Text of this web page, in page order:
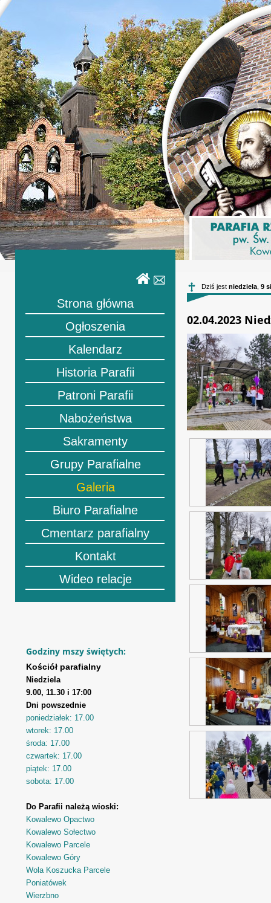
Strona główna
Ogłoszenia
Kalendarz
Historia Parafii
Patroni Parafii
Nabożeństwa
Sakramenty
Grupy Parafialne
Galeria
Biuro Parafialne
Cmentarz parafialny
Kontakt
Wideo relacje
Godziny mszy świętych:
Kościół parafialny
Niedziela
9.00, 11.30 i 17:00
Dni powszednie
poniedziałek: 17.00
wtorek: 17.00
środa: 17.00
czwartek: 17.00
piątek: 17.00
sobota: 17.00
Do Parafii należą wioski:
Kowalewo Opactwo
Kowalewo Sołectwo
Kowalewo Parcele
Kowalewo Góry
Wola Koszucka Parcele
Poniatówek
Wierzbno
Dziś jest niedziela 9
02.04.2023